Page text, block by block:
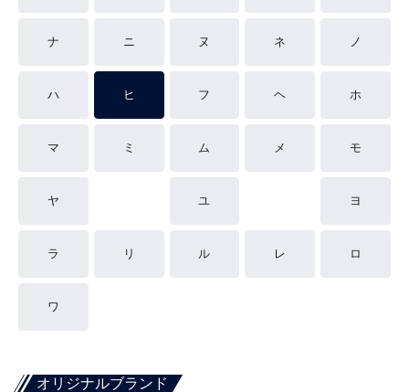
ナ ニ ヌ ネ ノ
ハ ヒ フ ヘ ホ
マ ミ ム メ モ
ヤ ユ ヨ
ラ リ ル レ ロ
ワ
オリジナルブランド